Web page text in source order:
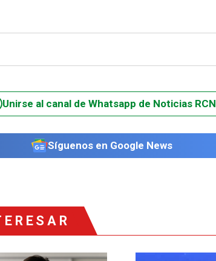
Unirse al canal de Whatsapp de Noticias RCN
Síguenos en Google News